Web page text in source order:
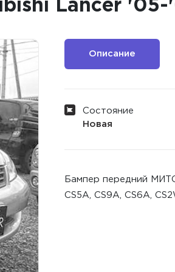
Lancer '05-
Описание
Состояние
Новая
Бампер передний
CS5A, CS9A, CS6A,